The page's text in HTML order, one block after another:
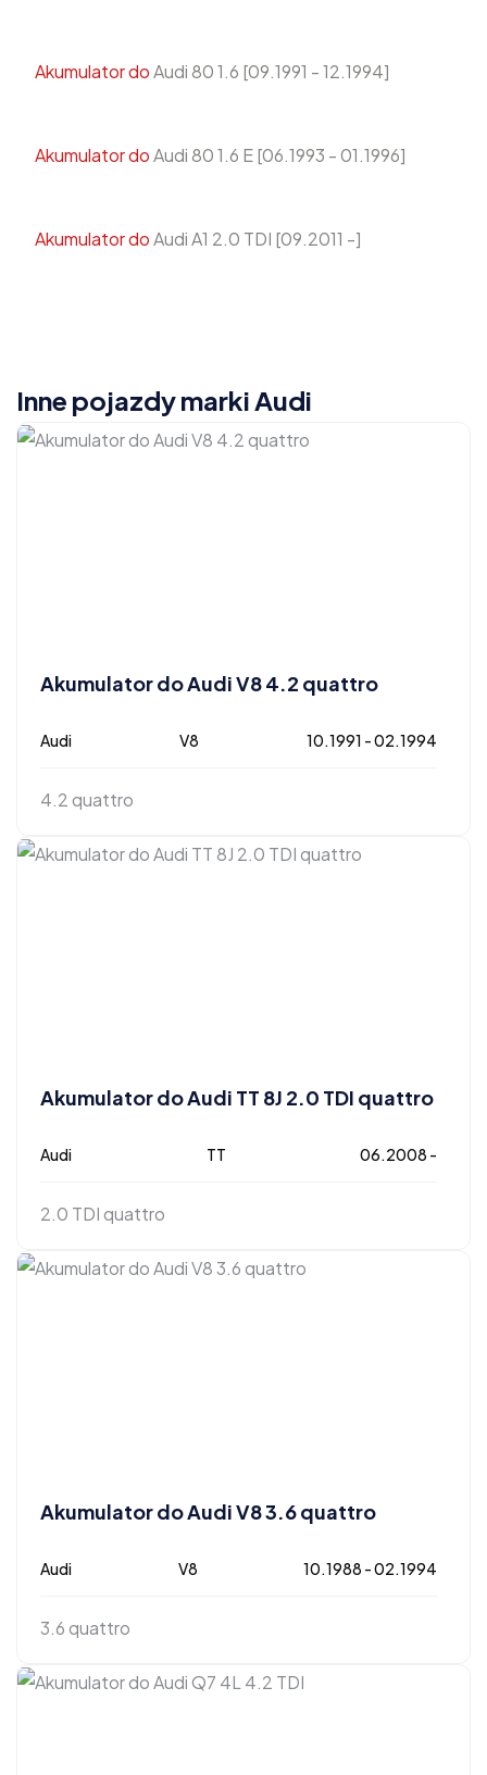
Akumulator doAudi 80 1.6 [09.1991 - 12.1994]
Akumulator doAudi 80 1.6 E [06.1993 - 01.1996]
Akumulator doAudi A1 2.0 TDI [09.2011 -]
Inne pojazdy marki Audi
Akumulator do Audi V8 4.2 quattro
Audi V8 10.1991 - 02.1994
4.2 quattro
Akumulator do Audi TT 8J 2.0 TDI quattro
Audi TT 06.2008 -
2.0 TDI quattro
Akumulator do Audi V8 3.6 quattro
Audi V8 10.1988 - 02.1994
3.6 quattro